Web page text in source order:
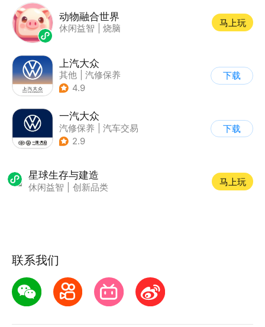
动物融合世界
休闲益智 烧脑
马上玩
上汽大众
其他
汽修保养
4.9
下载
一汽大众
汽修保养
汽车交易
2.9
下载
星球生存与建造
休闲益智 创新品类
马上玩
联系我们